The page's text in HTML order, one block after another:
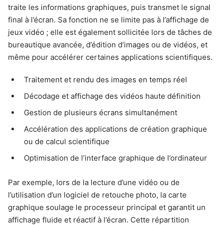
traite les informations graphiques, puis transmet le signal
final à l’écran. Sa fonction ne se limite pas à l’affichage de
jeux vidéo ; elle est également sollicitée lors de tâches de
bureautique avancée, d’édition d’images ou de vidéos, et
même pour accélérer certaines applications scientifiques.
Traitement et rendu des images en temps réel
Décodage et affichage des vidéos haute définition
Gestion de plusieurs écrans simultanément
Accélération des applications de création graphique
ou de calcul scientifique
Optimisation de l’interface graphique de l’ordinateur
Par exemple, lors de la lecture d’une vidéo ou de
l’utilisation d’un logiciel de retouche photo, la carte
graphique soulage le processeur principal et garantit un
affichage fluide et réactif à l’écran. Cette répartition